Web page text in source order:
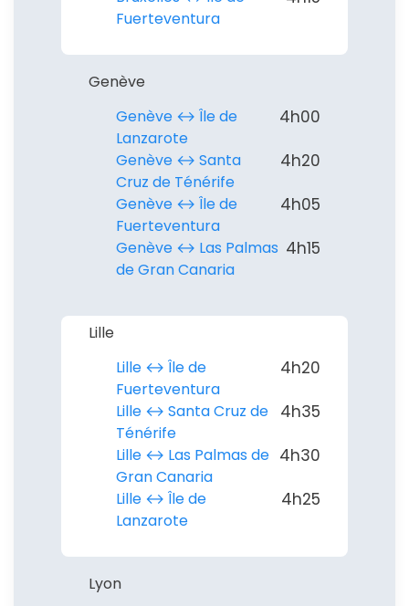
Fuerteventura
Genève
Genève ↔︎ Île de
Lanzarote
4h00
Genève ↔︎ Santa
Cruz de Ténérife
4h20
Genève ↔︎ Île de
Fuerteventura
4h05
Genève ↔︎ Las Palmas
de Gran Canaria
4h15
Lille
Lille ↔︎ Île de
Fuerteventura
4h20
Lille ↔︎ Santa Cruz de
Ténérife
4h35
Lille ↔︎ Las Palmas de
Gran Canaria
4h30
Lille ↔︎ Île de
Lanzarote
4h25
Lyon
Continuer avec Apple
ou connectez-vous par mail
Politique de
confidentialité.